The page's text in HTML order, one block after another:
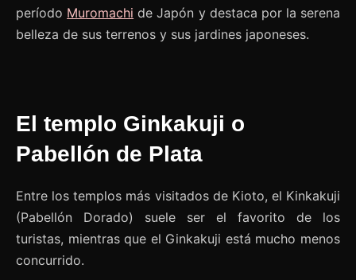
período Muromachi de Japón y destaca por la serena
belleza de sus terrenos y sus jardines japoneses.
El templo Ginkakuji o
Pabellón de Plata
Entre los templos más visitados de Kioto, el Kinkakuji
(Pabellón Dorado) suele ser el favorito de los
turistas, mientras que el Ginkakuji está mucho menos
concurrido.